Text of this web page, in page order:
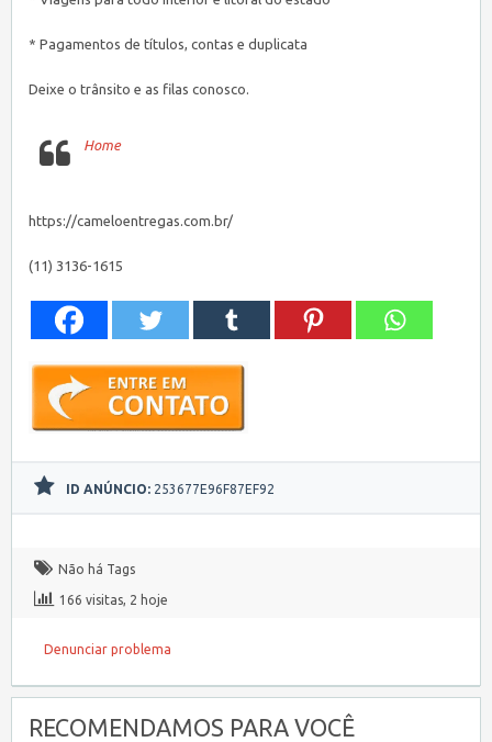
* Pagamentos de títulos, contas e duplicata
Deixe o trânsito e as filas conosco.
Home
https://cameloentregas.com.br/
(11) 3136-1615
ID ANÚNCIO: 253677E96F87EF92
Não há Tags
166 visitas, 2 hoje
Denunciar problema
RECOMENDAMOS PARA VOCÊ